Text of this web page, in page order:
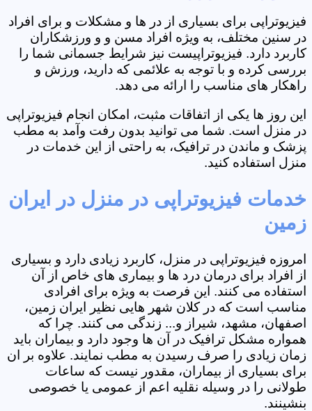
فیزیوتراپی برای بسیاری از در ها و مشکلات و برای افراد
در سنین مختلف، به ویژه افراد مسن و و ورزشکاران
کاربرد دارد. فیزیوتراپیست نیز شرایط جسمانی شما را
بررسی کرده و با توجه به علائمی که دارید، ورزش و
راهکار های مناسب را ارائه می دهد.
این روز ها یکی از اتفاقات مثبت، امکان انجام فیزیوتراپی
در منزل است. شما می توانید بدون رفت وآمد به مطب
پزشک و ماندن در ترافیک، به راحتی از این خدمات در
منزل استفاده کنید.
خدمات فیزیوتراپی در منزل در ایران
زمین
امروزه فیزیوتراپی در منزل، کاربرد زیادی دارد و بسیاری
از افراد برای درمان درد ها و بیماری های خاص از آن
استفاده می کنند. این فرصت به ویژه برای افرادی
مناسب است که در کلان شهر هایی نظیر ایران زمین،
اصفهان، مشهد، شیراز و... زندگی می کنند. چرا که
همواره مشکل ترافیک در آن ها وجود دارد و بیماران باید
زمان زیادی را صرف رسیدن به مطب نمایند. علاوه بر ان
برای بسیاری از بیماران، مقدور نیست که ساعات
طولانی را در وسیله نقلیه اعم از عمومی یا خصوصی
بنشینند.